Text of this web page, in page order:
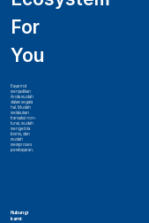
For
You
Bayarind
menjadikan
Anda mudah
dalam segala
hal. Mudah
melakukan
transaksi non-
tunai, mudah
mengelola
bisnis, dan
mudah
memproses
pembayaran.
Hubungi
kami: